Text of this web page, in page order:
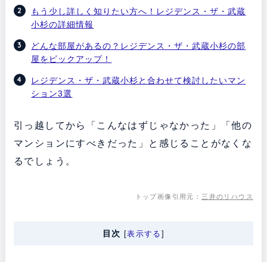
もう少し詳しく知りたい方へ！レジデンス・ザ・武蔵
小杉の詳細情報
どんな部屋があるの？レジデンス・ザ・武蔵小杉の部
屋をピックアップ！
レジデンス・ザ・武蔵小杉と合わせて検討したいマン
ション3選
引っ越してから「こんなはずじゃなかった」「他の
マンションにすべきだった」と感じることがなくな
るでしょう。
トップ画像引用元： 三井のリハウス
目次 [表示する ]